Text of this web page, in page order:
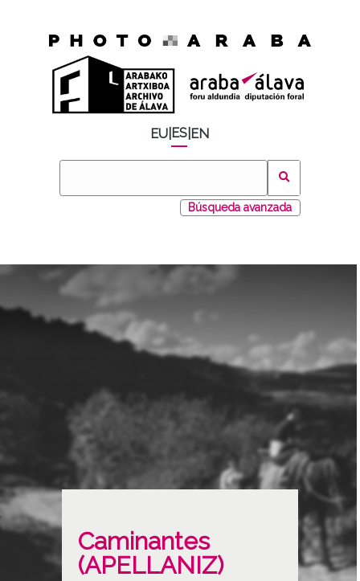
EU ES EN
Búsqueda avanzada
Caminantes
(APELLANIZ)